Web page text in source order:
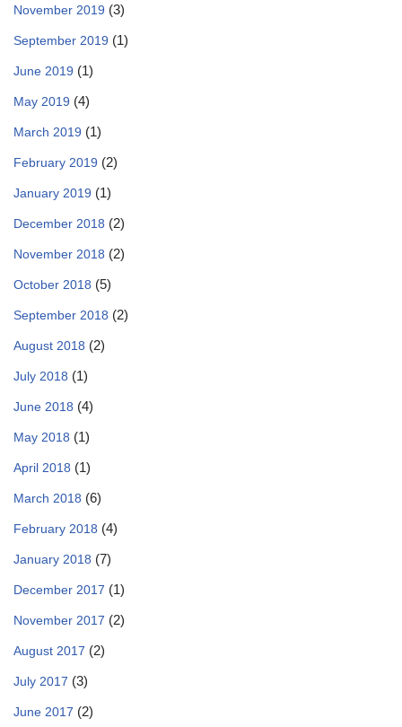
November 2019 (3)
September 2019 (1)
June 2019 (1)
May 2019 (4)
March 2019 (1)
February 2019 (2)
January 2019 (1)
December 2018 (2)
November 2018 (2)
October 2018 (5)
September 2018 (2)
August 2018 (2)
July 2018 (1)
June 2018 (4)
May 2018 (1)
April 2018 (1)
March 2018 (6)
February 2018 (4)
January 2018 (7)
December 2017 (1)
November 2017 (2)
August 2017 (2)
July 2017 (3)
June 2017 (2)